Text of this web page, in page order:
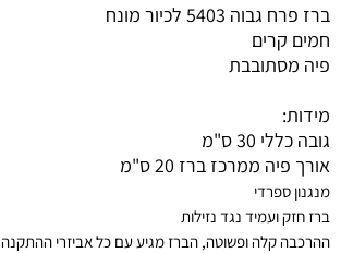
ברז פרח גבוה 5403 לכיור מונח
חמים קרים
פיה מסתובבת
מידות:
גובה כללי 30 ס"מ
אורך פיה ממרכז ברז 20 ס"מ
מנגנון ספרדי
ברז חזק ועמיד נגד נזילות
ההרכבה קלה ופשוטה, הברז מגיע עם כל אביזרי ההתקנה